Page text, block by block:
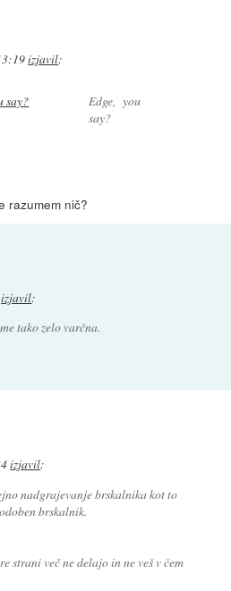
izjavil:
Edge, you
say?
razumem nič?
izjavil:
tako zelo varčna.
izjavil:
nadgrajevanje brskalnika kot to
brskalnik.
strani več ne delajo in ne veš v čem